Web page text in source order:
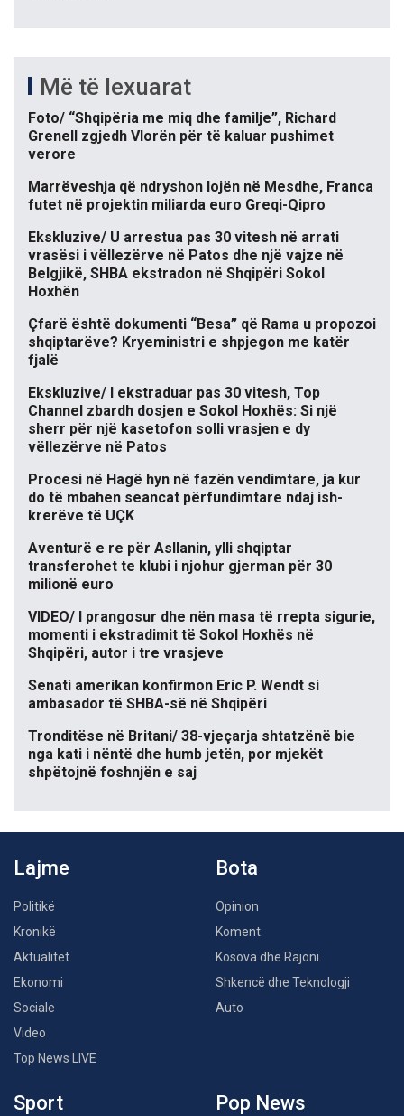
Më të lexuarat
Foto/ “Shqipëria me miq dhe familje”, Richard
Grenell zgjedh Vlorën për të kaluar pushimet
verore
Marrëveshja që ndryshon lojën në Mesdhe, Franca
futet në projektin miliarda euro Greqi-Qipro
Ekskluzive/ U arrestua pas 30 vitesh në arrati
vrasësi i vëllezërve në Patos dhe një vajze në
Belgjikë, SHBA ekstradon në Shqipëri Sokol
Hoxhën
Çfarë është dokumenti “Besa” që Rama u propozoi
shqiptarëve? Kryeministri e shpjegon me katër
fjalë
Ekskluzive/ I ekstraduar pas 30 vitesh, Top
Channel zbardh dosjen e Sokol Hoxhës: Si një
sherr për një kasetofon solli vrasjen e dy
vëllezërve në Patos
Procesi në Hagë hyn në fazën vendimtare, ja kur
do të mbahen seancat përfundimtare ndaj ish-
krerëve të UÇK
Aventurë e re për Asllanin, ylli shqiptar
transferohet te klubi i njohur gjerman për 30
milionë euro
VIDEO/ I prangosur dhe nën masa të rrepta sigurie,
momenti i ekstradimit të Sokol Hoxhës në
Shqipëri, autor i tre vrasjeve
Senati amerikan konfirmon Eric P. Wendt si
ambasador të SHBA-së në Shqipëri
Tronditëse në Britani/ 38-vjeçarja shtatzënë bie
nga kati i nëntë dhe humb jetën, por mjekët
shpëtojnë foshnjën e saj
Lajme
Politikë
Kronikë
Aktualitet
Ekonomi
Sociale
Video
Top News LIVE
Bota
Opinion
Koment
Kosova dhe Rajoni
Shkencë dhe Teknologji
Auto
Sport Pop News